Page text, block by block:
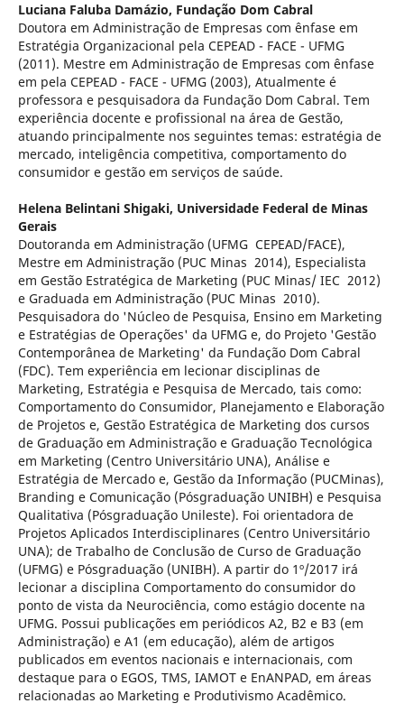
Luciana Faluba Damázio, Fundação Dom Cabral
Doutora em Administração de Empresas com ênfase em
Estratégia Organizacional pela CEPEAD - FACE - UFMG
(2011). Mestre em Administração de Empresas com ênfase
em pela CEPEAD - FACE - UFMG (2003), Atualmente é
professora e pesquisadora da Fundação Dom Cabral. Tem
experiência docente e profissional na área de Gestão,
atuando principalmente nos seguintes temas: estratégia de
mercado, inteligência competitiva, comportamento do
consumidor e gestão em serviços de saúde.
Helena Belintani Shigaki, Universidade Federal de Minas
Gerais
Doutoranda em Administração (UFMG ­ CEPEAD/FACE),
Mestre em Administração (PUC Minas ­ 2014), Especialista
em Gestão Estratégica de Marketing (PUC Minas/ IEC ­ 2012)
e Graduada em Administração (PUC Minas ­ 2010).
Pesquisadora do 'Núcleo de Pesquisa, Ensino em Marketing
e Estratégias de Operações' da UFMG e, do Projeto 'Gestão
Contemporânea de Marketing' da Fundação Dom Cabral
(FDC). Tem experiência em lecionar disciplinas de
Marketing, Estratégia e Pesquisa de Mercado, tais como:
Comportamento do Consumidor, Planejamento e Elaboração
de Projetos e, Gestão Estratégica de Marketing dos cursos
de Graduação em Administração e Graduação Tecnológica
em Marketing (Centro Universitário UNA), Análise e
Estratégia de Mercado e, Gestão da Informação (PUCMinas),
Branding e Comunicação (Pós­graduação UNIBH) e Pesquisa
Qualitativa (Pós­graduação Unileste). Foi orientadora de
Projetos Aplicados Interdisciplinares (Centro Universitário
UNA); de Trabalho de Conclusão de Curso de Graduação
(UFMG) e Pós­graduação (UNIBH). A partir do 1º/2017 irá
lecionar a disciplina Comportamento do consumidor do
ponto de vista da Neurociência, como estágio docente na
UFMG. Possui publicações em periódicos A2, B2 e B3 (em
Administração) e A1 (em educação), além de artigos
publicados em eventos nacionais e internacionais, com
destaque para o EGOS, TMS, IAMOT e EnANPAD, em áreas
relacionadas ao Marketing e Produtivismo Acadêmico.